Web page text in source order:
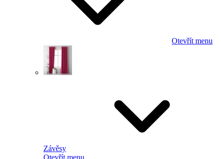
Otevřít menu
Závěsy
Otevřít menu